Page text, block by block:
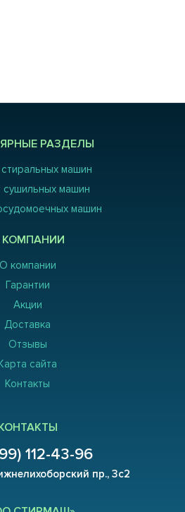
РАЗДЕЛЫ
машин
сушильных машин
машин
КОМПАНИИ
О компании
Гарантии
Акции
Доставка
Отзывы
сайта
Контакты
112-43-96
пр., 3с2